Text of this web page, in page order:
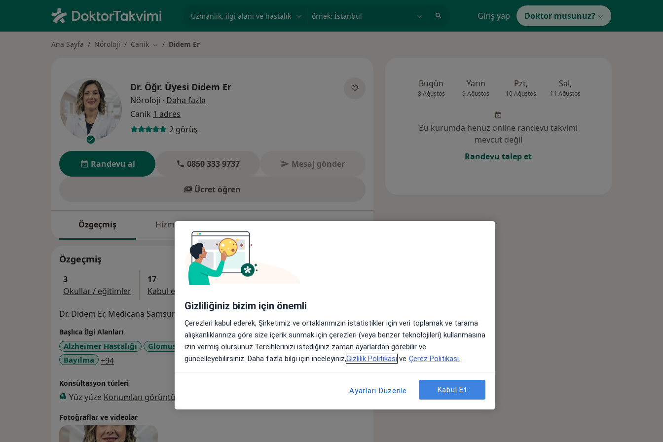
örnek: İstanbul Giriş yap Doktor musunuz?
Ana Sayfa Nöroloji Canik Şehir değiştir
Didem Er
Dr. Öğr. Üyesi Didem Er
Nöroloji · Daha fazla
Canik 1 adres
2 görüş
Randevu al 0850 333 9737 Mesaj gönder
Ücret öğren
Özgeçmiş Hizmetler Adresler Görüşler (2)
Özgeçmiş
3
Okullar / eğitimler
17
Kabul edilen sigortalar
Dr. Didem Er, Medicana Samsun Hastanesi'nde sağlık hizmeti vermektedir.
Başlıca İlgi Alanları
Alzheimer Hastalığı Glomus Carotium Botulinum toksini
Distoniler
Bayılma
+94a11y_sr_more_diseases
Konsültasyon türleri
Yüz yüze Konumları görüntüle (1)
Fotoğraflar ve videolar
Bugün
8 Ağustos
Yarın
9 Ağustos
Pzt,
10 Ağustos
Sal,
11 Ağustos
Bu kurumda henüz online randevu takvimi
mevcut değil
Randevu talep et
Gizliliğiniz bizim için önemli
Çerezleri kabul ederek, Şirketimiz ve ortaklarımızın istatistikler için veri toplamak ve tarama
alışkanlıklarınıza göre size içerik sunmak için çerezleri (veya benzer teknolojileri) kullanmasına
izin vermiş olursunuz.Tercihlerinizi istediğiniz zaman ayarlardan görebilir ve
güncelleyebilirsiniz. Daha fazla bilgi için inceleyiniz,Gizlilik Politikası ve Çerez Politikası.
Ayarları Düzenle Kabul Et